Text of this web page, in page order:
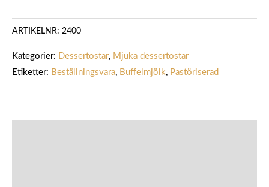
ARTIKELNR: 2400
Kategorier: Dessertostar, Mjuka dessertostar
Etiketter: Beställningsvara, Buffelmjölk, Pastöriserad